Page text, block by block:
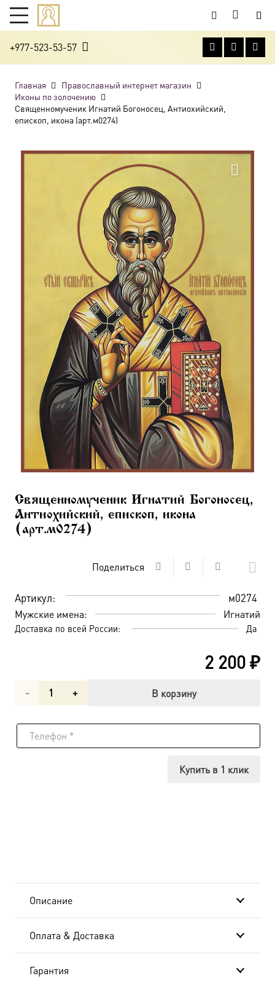
+977-523-53-57
Главная
Православный интернет магазин
Иконы по золочению
Священномученик Игнатий Богоносец, Антиохийский,
епископ, икона (арт.м0274)
Священномученик Игнатий Богоносец,
Антиохийский, епископ, икона
(арт.м0274)
Поделиться
Артикул: м0274
Мужские имена: Игнатий
Доставка по всей России: Да
2 200₽
Количество
Священномученик
В корзину
Купить в 1 клик
Описание
Оплата & Доставка
Гарантия